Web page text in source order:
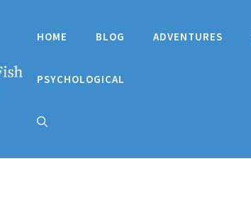
HOME BLOG ADVENTURES
PSYCHOLOGICAL